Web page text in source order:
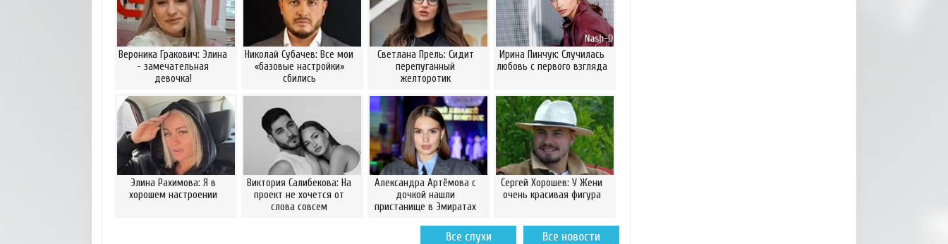
Вероника Гракович: Элина
- замечательная
девочка!
Николай Субачев: Все мои
«базовые настройки»
сбились
Светлана Прель: Сидит
перепуганный
желторотик
Ирина Пинчук: Случилась
любовь с первого взгляда
Элина Рахимова: Я в
хорошем настроении
Виктория Салибекова: На
проект не хочется от
слова совсем
Александра Артёмова с
дочкой нашли
пристанище в Эмиратах
Сергей Хорошев: У Жени
очень красивая фигура
Все новости
Все слухи